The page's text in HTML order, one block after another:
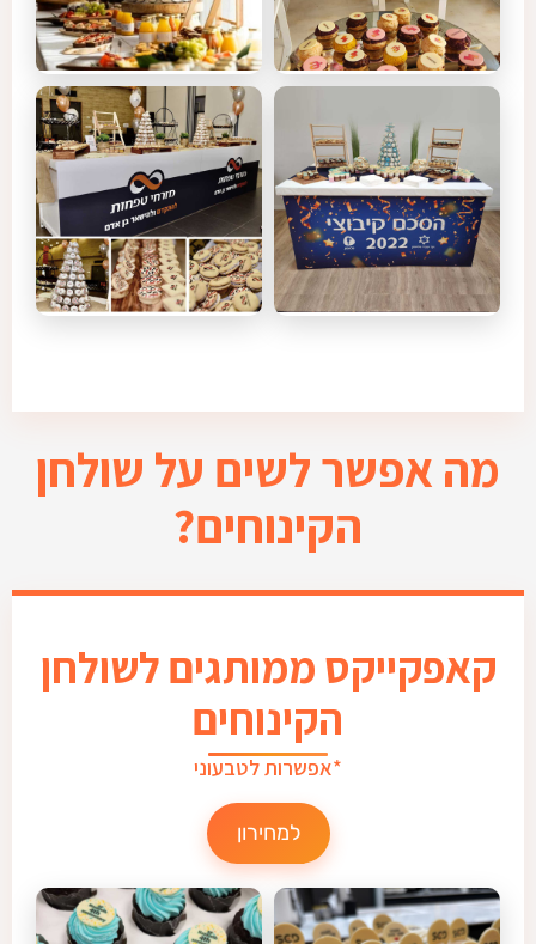
מה אפשר לשים על שולחן
הקינוחים?
קאפקייקס ממותגים לשולחן
הקינוחים
*אפשרות לטבעוני
למחירון